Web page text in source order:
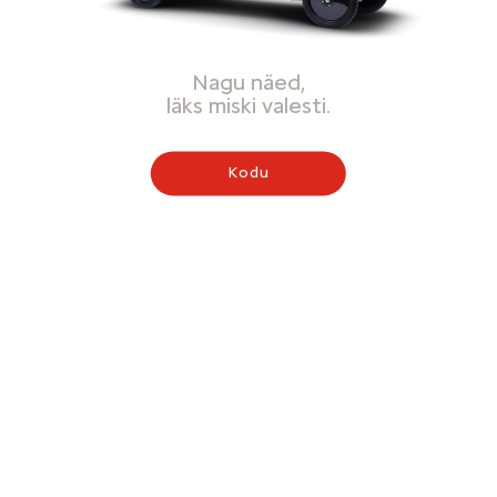
Nagu näed,
läks miski valesti.
Kodu